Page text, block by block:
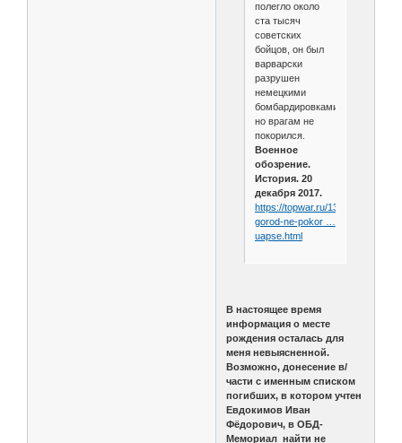
полегло около
ста тысяч
советских
бойцов, он был
варварски
разрушен
немецкими
бомбардировками,
но врагам не
покорился.
Военное
обозрение.
История. 20
декабря 2017.
https://topwar.ru/132331-
gorod-ne-pokor …
uapse.html
В настоящее время
информация о месте
рождения осталась для
меня невыясненной.
Возможно, донесение в/
части с именным списком
погибших, в котором учтен
Евдокимов Иван
Фёдорович, в ОБД-
Мемориал найти не